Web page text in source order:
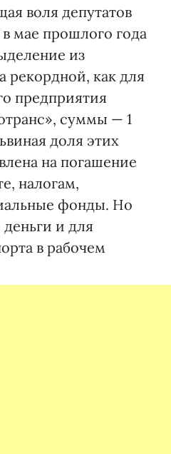
воля депутатов
мае прошлого года
из
рекордной, как для
предприятия
суммы — 1
доля этих
на погашение
налогам,
фонды. Но
и для
в рабочем